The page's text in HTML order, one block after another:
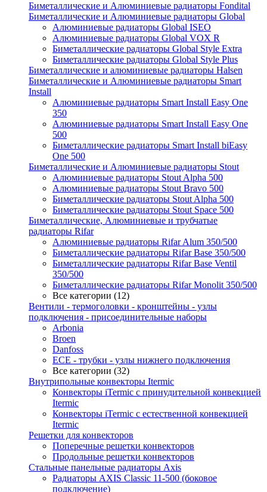
Биметаллические и Алюминиевые радиаторы Fondital
Биметаллические и Алюминиевые радиаторы Global
Алюминиевые радиаторы Global ISEO
Алюминиевые радиаторы Global VOX R
Биметаллические радиаторы Global Style Extra
Биметаллические радиаторы Global Style Plus
Биметаллические и алюминиевые радиаторы Halsen
Биметаллические и Алюминиевые радиаторы Smart
Install
Алюминиевые радиаторы Smart Install Easy One
350
Алюминиевые радиаторы Smart Install Easy One
500
Биметаллические радиаторы Smart Install biEasy
One 500
Биметаллические и Алюминиевые радиаторы Stout
Алюминиевые радиаторы Stout Alpha 500
Алюминиевые радиаторы Stout Bravo 500
Биметаллические радиаторы Stout Alpha 500
Биметаллические радиаторы Stout Space 500
Биметаллические, Алюминиевые и трубчатые
радиаторы Rifar
Алюминиевые радиаторы Rifar Alum 350/500
Биметаллические радиаторы Rifar Base 350/500
Биметаллические радиаторы Rifar Base Ventil
350/500
Биметаллические радиаторы Rifar Monolit 350/500
Все категории (12)
Вентили - термоголовки - кронштейны - узлы
подключения - присоединительные наборы
Arbonia
Broen
Danfoss
ECE - трубки - узлы нижнего подключения
Все категории (32)
Внутрипольные конвекторы Itermic
Конвекторы iTermic c принудительной конвекцией
Itermic
Конвекторы iTermic с естественной конвекцией
Itermic
Решетки для конвекторов
Поперечные решетки конвекторов
Продольные решетки конвекторов
Стальные панельные радиаторы Axis
Радиаторы AXIS Classic 11-500 (боковое
подключение)